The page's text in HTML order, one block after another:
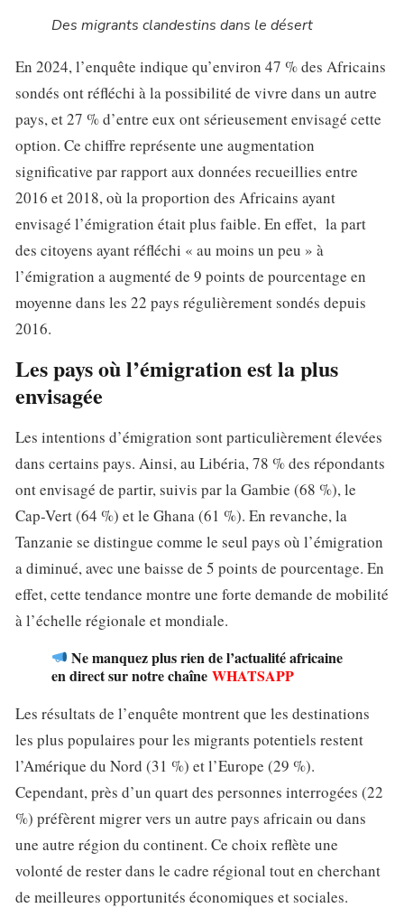
Des migrants clandestins dans le désert
En 2024, l’enquête indique qu’environ 47 % des Africains
sondés ont réfléchi à la possibilité de vivre dans un autre
pays, et 27 % d’entre eux ont sérieusement envisagé cette
option. Ce chiffre représente une augmentation
significative par rapport aux données recueillies entre
2016 et 2018, où la proportion des Africains ayant
envisagé l’émigration était plus faible. En effet, la part
des citoyens ayant réfléchi « au moins un peu » à
l’émigration a augmenté de 9 points de pourcentage en
moyenne dans les 22 pays régulièrement sondés depuis
2016.
Les pays où l’émigration est la plus
envisagée
Les intentions d’émigration sont particulièrement élevées
dans certains pays. Ainsi, au Libéria, 78 % des répondants
ont envisagé de partir, suivis par la Gambie (68 %), le
Cap-Vert (64 %) et le Ghana (61 %). En revanche, la
Tanzanie se distingue comme le seul pays où l’émigration
a diminué, avec une baisse de 5 points de pourcentage. En
effet, cette tendance montre une forte demande de mobilité
à l’échelle régionale et mondiale.
Ne manquez plus rien de l’actualité africaine
en direct sur notre chaîne WHATSAPP
Les résultats de l’enquête montrent que les destinations
les plus populaires pour les migrants potentiels restent
l’Amérique du Nord (31 %) et l’Europe (29 %).
Cependant, près d’un quart des personnes interrogées (22
%) préfèrent migrer vers un autre pays africain ou dans
une autre région du continent. Ce choix reflète une
volonté de rester dans le cadre régional tout en cherchant
de meilleures opportunités économiques et sociales.